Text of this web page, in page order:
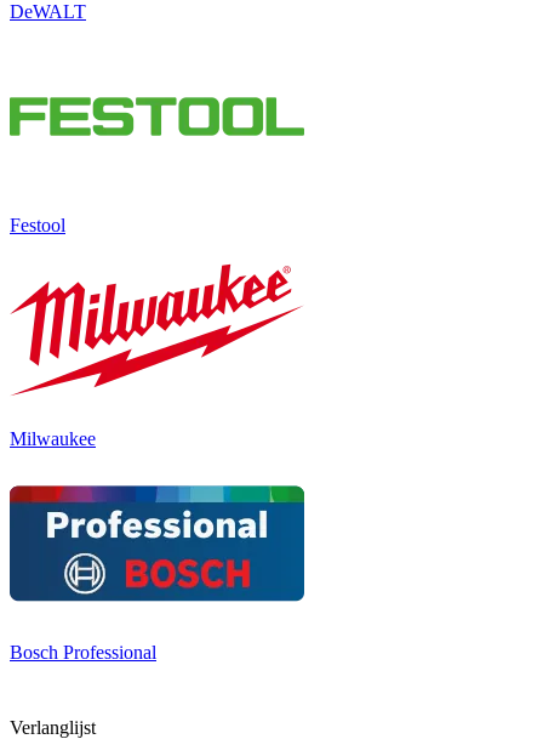
DeWALT
Festool
Milwaukee
Bosch Professional
Verlanglijst